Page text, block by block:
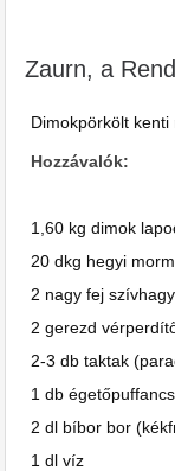
Zaurn, a
Dimokpörkölt kenti
Hozzávalók:
1,60 kg dimok
20 dkg hegyi
2 nagy fej
2 gerezd
2-3 db taktak
1 db
2 dl bíbor bor
1 dl víz